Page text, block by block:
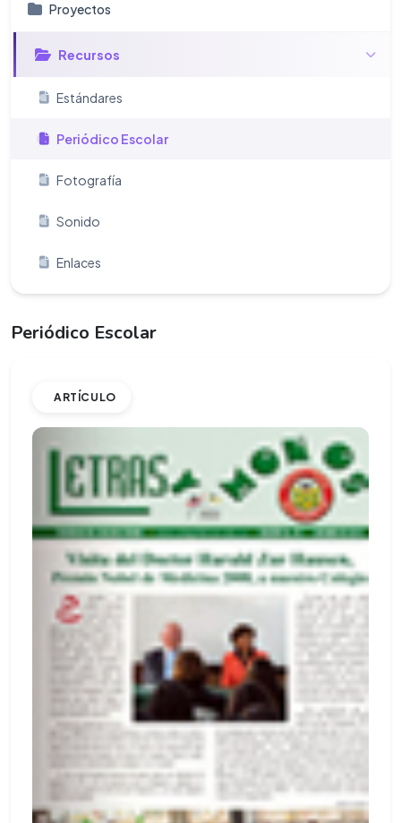
Proyectos
Recursos
Estándares
Periódico Escolar
Fotografía
Sonido
Enlaces
Periódico Escolar
ARTÍCULO